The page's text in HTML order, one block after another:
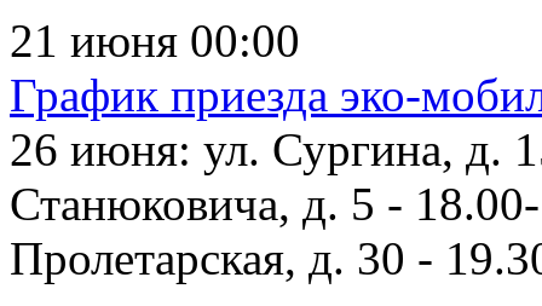
21 июня 00:00
График приезда эко-
26 июня: ул. Сургина, д.
Станюковича, д. 5 -
Пролетарская, д. 30 -